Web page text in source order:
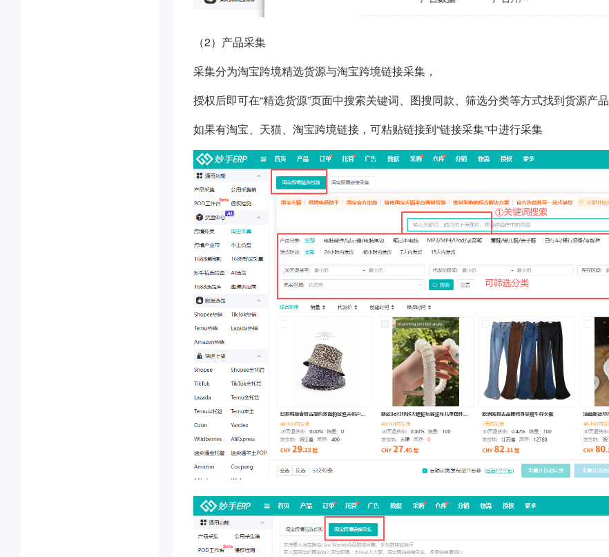
（2）产品采集
采集分为淘宝跨境精选货源与淘宝跨境链接采集，
授权后即可在“精选货源”页面中搜索关键词、图搜同款、筛选分类等方式找到货源产品
如果有淘宝、天猫、淘宝跨境链接，可粘贴链接到“链接采集”中进行采集